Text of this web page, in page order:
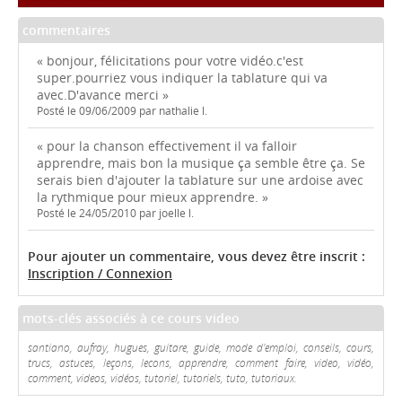
commentaires
« bonjour, félicitations pour votre vidéo.c'est
super.pourriez vous indiquer la tablature qui va
avec.D'avance merci »
Posté le 09/06/2009 par nathalie l.
« pour la chanson effectivement il va falloir
apprendre, mais bon la musique ça semble être ça. Se
serais bien d'ajouter la tablature sur une ardoise avec
la rythmique pour mieux apprendre. »
Posté le 24/05/2010 par joelle l.
Pour ajouter un commentaire, vous devez être inscrit :
Inscription / Connexion
mots-clés associés à ce cours video
santiano, aufray, hugues, guitare, guide, mode d'emploi, conseils, cours,
trucs, astuces, leçons, lecons, apprendre, comment faire, video, vidéo,
comment, videos, vidéos, tutoriel, tutoriels, tuto, tutoriaux.